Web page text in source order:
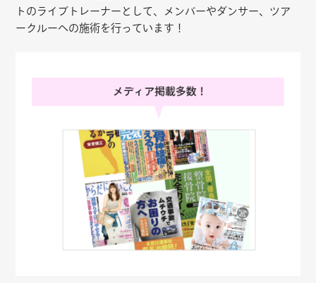
トのライブトレーナーとして、メンバーやダンサー、ツア
ークルーへの施術を行っています！